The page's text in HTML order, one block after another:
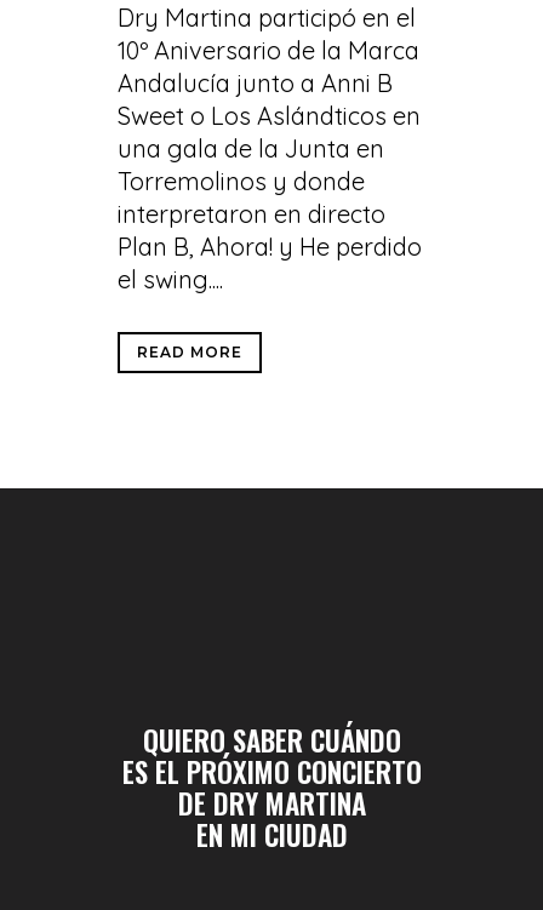
Dry Martina participó en el
10º Aniversario de la Marca
Andalucía junto a Anni B
Sweet o Los Aslándticos en
una gala de la Junta en
Torremolinos y donde
interpretaron en directo
Plan B, Ahora! y He perdido
el swing....
READ MORE
QUIERO SABER CUÁNDO
ES EL PRÓXIMO CONCIERTO
DE DRY MARTINA
EN MI CIUDAD